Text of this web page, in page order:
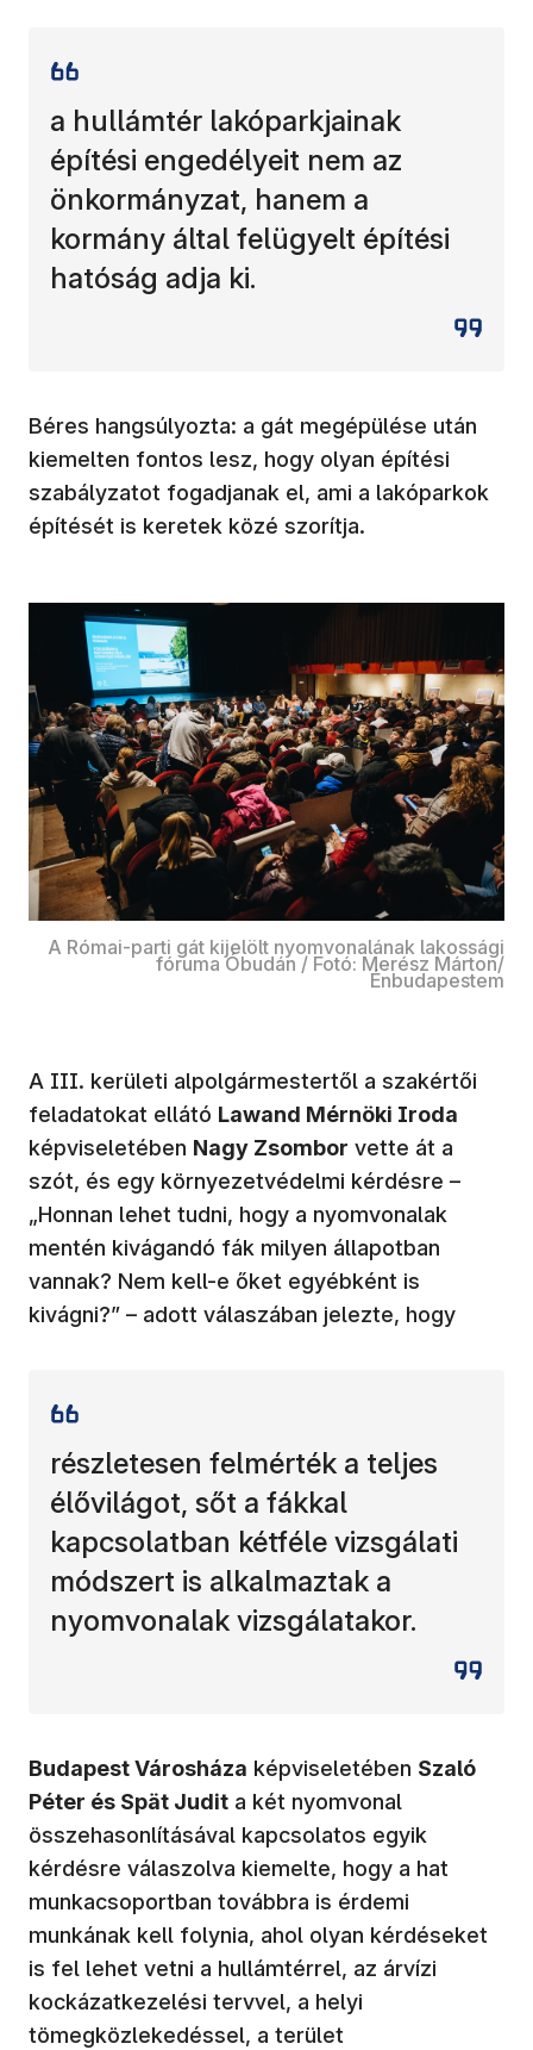
a hullámtér lakóparkjainak
építési engedélyeit nem az
önkormányzat, hanem a
kormány által felügyelt építési
hatóság adja ki.
Béres hangsúlyozta: a gát megépülése után
kiemelten fontos lesz, hogy olyan építési
szabályzatot fogadjanak el, ami a lakóparkok
építését is keretek közé szorítja.
A Római-parti gát kijelölt nyomvonalának lakossági
fóruma Óbudán / Fotó: Merész Márton/
Énbudapestem
A III. kerületi alpolgármestertől a szakértői
feladatokat ellátó Lawand Mérnöki Iroda
képviseletében Nagy Zsombor vette át a
szót, és egy környezetvédelmi kérdésre –
„Honnan lehet tudni, hogy a nyomvonalak
mentén kivágandó fák milyen állapotban
vannak? Nem kell-e őket egyébként is
kivágni?” – adott válaszában jelezte, hogy
részletesen felmérték a teljes
élővilágot, sőt a fákkal
kapcsolatban kétféle vizsgálati
módszert is alkalmaztak a
nyomvonalak vizsgálatakor.
Budapest Városháza képviseletében Szaló
Péter és Spät Judit a két nyomvonal
összehasonlításával kapcsolatos egyik
kérdésre válaszolva kiemelte, hogy a hat
munkacsoportban továbbra is érdemi
munkának kell folynia, ahol olyan kérdéseket
is fel lehet vetni a hullámtérrel, az árvízi
kockázatkezelési tervvel, a helyi
tömegközlekedéssel, a terület